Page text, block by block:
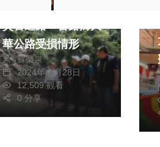
翁章梁勘查山區多處
華公路受損情形
蘇榮泉
2024年七月28日
12,509 觀看
0 分享
政治 社會